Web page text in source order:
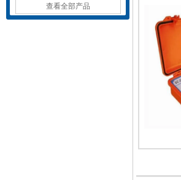
查看全部产品